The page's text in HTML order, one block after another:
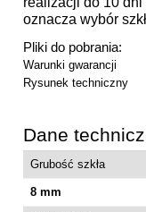
oznacza wybór
Pliki do pobrania:
Warunki gwarancji
Rysunek techniczny
Dane
Grubość szkła
8 mm